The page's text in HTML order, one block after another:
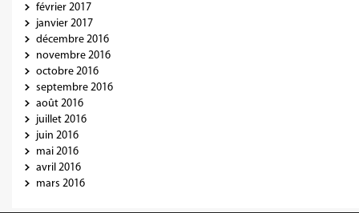
février 2017
janvier 2017
décembre 2016
novembre 2016
octobre 2016
septembre 2016
août 2016
juillet 2016
juin 2016
mai 2016
avril 2016
mars 2016